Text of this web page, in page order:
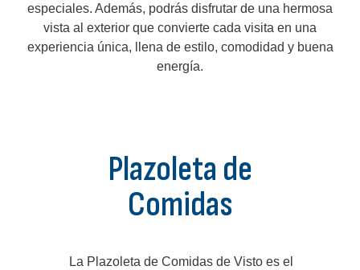
especiales. Además, podrás disfrutar de una hermosa
vista al exterior que convierte cada visita en una
experiencia única, llena de estilo, comodidad y buena
energía.
Plazoleta de
Comidas
La Plazoleta de Comidas de Visto es el